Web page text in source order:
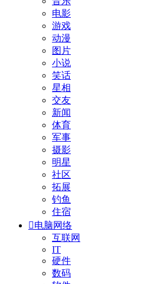
电影
游戏
动漫
图片
小说
笑话
星相
交友
新闻
体育
军事
摄影
明星
社区
拓展
钓鱼
住宿
电脑网络
互联网
IT
硬件
数码